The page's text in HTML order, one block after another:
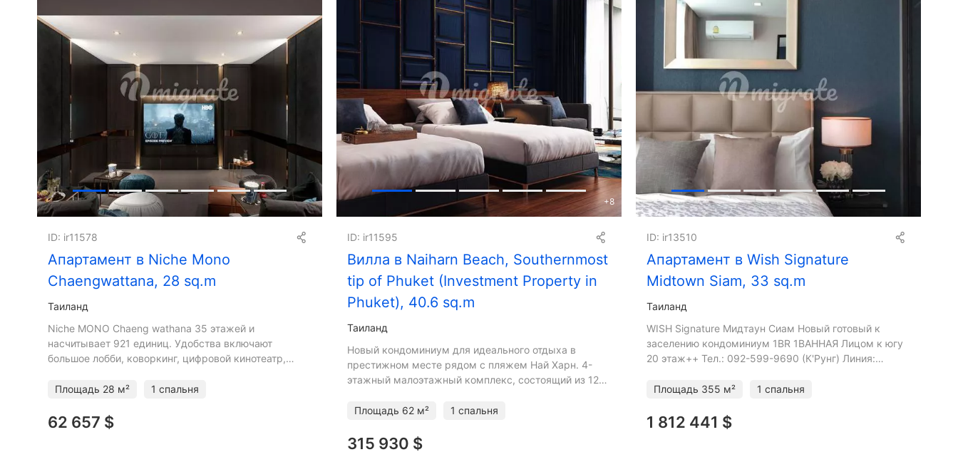
Апартамент в Niche Mono
Chaengwattana, 28 sq.m
ID: ir11578
Таиланд
Niche MONO Chaeng wathana 35 этажей и
насчитывает 921 единиц. Удобства включают
большое лобби, коворкинг, цифровой кинотеатр,
игровую площадку, звездную
Площадь 28 м² 1 спальня
62 657 $
+8
Вилла в Naiharn Beach, Southernmost
tip of Phuket (Investment Property in
Phuket), 40.6 sq.m
ID: ir11595
Таиланд
Новый кондоминиум для идеального отдыха в
престижном месте рядом с пляжем Най Харн. 4-
этажный малоэтажный комплекс, состоящий из 12
Комплекс предлагает жителям
Площадь 62 м² 1 спальня
315 930 $
Апартамент в Wish Signature
Midtown Siam, 33 sq.m
ID: ir13510
Таиланд
WISH Signature Мидтаун Сиам Новый готовый к
заселению кондоминиум 1BR 1ВАННАЯ Лицом к югу
20 этаж++ Тел.: 092-599-9690 (К'Рунг) Линия:
resaleproject@th.knightfrank.com
Площадь 355 м² 1 спальня
1 812 441 $